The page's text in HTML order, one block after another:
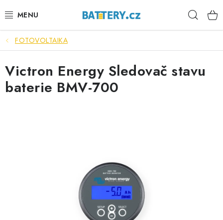
na
VÝHODNÉ SETY
SLUŽBY
AUTOBATERIE
STANIČNÍ BATERIE
BATERIOVÉ BOXY
FOTOVOLTAIKA
Victron Energy Sledovač stavu
baterie BMV-700